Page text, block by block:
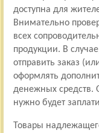
доступна для
Внимательно
всех
продукции. В
отправить заказ
оформлять
денежных средств.
нужно будет
Товары